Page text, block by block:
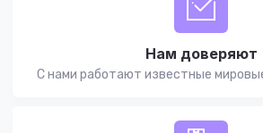
Нам доверяют
С нами работают известные